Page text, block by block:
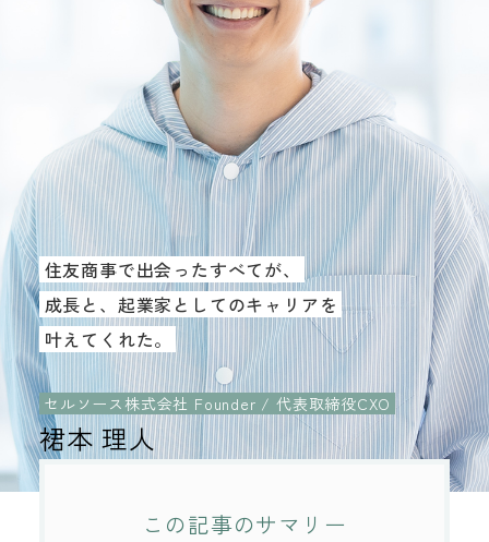
住友商事で出会ったすべてが、
成長と、起業家としてのキャリアを
叶えてくれた。
セルソース株式会社 Founder / 代表取締役CXO
裙本 理人
この記事のサマリー